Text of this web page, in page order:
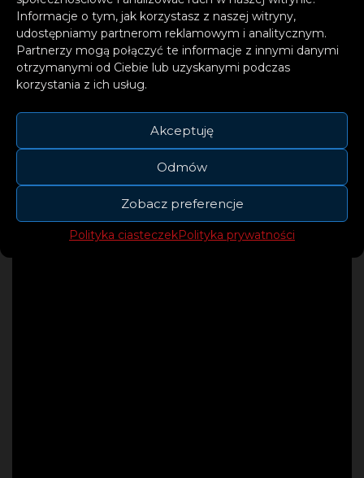
Informacje o tym, jak korzystasz z naszej witryny,
udostępniamy partnerom reklamowym i analitycznym.
Partnerzy mogą połączyć te informacje z innymi danymi
otrzymanymi od Ciebie lub uzyskanymi podczas
korzystania z ich usług.
Akceptuję
Odmów
Zobacz preferencje
Polityka ciasteczekPolityka prywatności
– dodają Artyści.